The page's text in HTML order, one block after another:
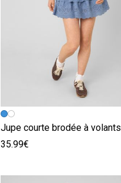
Image précédente
Image suivante
Jupe courte brodée à volants
35.99€